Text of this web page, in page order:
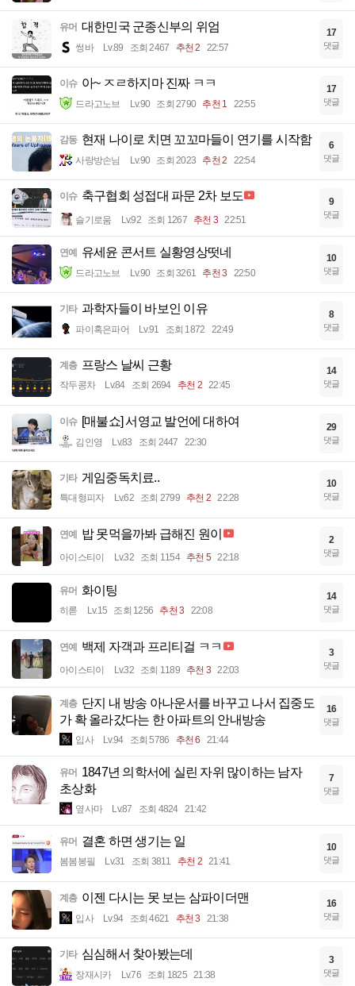
유머 대한민국 군종신부의 위엄
썽바 Lv.89 조회 2467 추천 2 22:57
17
댓글
이슈 아~ ㅈㄹ하지마 진짜 ㅋㅋ
드라고노브 Lv.90 조회 2790 추천 1 22:55
17
댓글
감동 현재 나이로 치면 꼬꼬마들이 연기를 시작함
사랑방손님 Lv.90 조회 2023 추천 2 22:54
6
댓글
이슈 축구협회 성접대 파문 2차 보도
슬기로움 Lv.92 조회 1267 추천 3 22:51
9
댓글
연예 유세윤 콘서트 실황영상떳네
드라고노브 Lv.90 조회 3261 추천 3 22:50
10
댓글
기타 과학자들이 바보인 이유
파이혹은파어 Lv.91 조회 1872 22:49
8
댓글
계층 프랑스 날씨 근황
작두콩차 Lv.84 조회 2694 추천 2 22:45
14
댓글
이슈 [매불쇼] 서영교 발언에 대하여
김인영 Lv.83 조회 2447 22:30
29
댓글
기타 게임중독치료..
특대형피자 Lv.62 조회 2799 추천 2 22:28
10
댓글
연예 밥 못먹을까봐 급해진 원이
아이스티이 Lv.32 조회 1154 추천 5 22:18
2
댓글
유머 화이팅
히롣 Lv.15 조회 1256 추천 3 22:08
14
댓글
연예 백제 자객과 프리티걸 ㅋㅋ
아이스티이 Lv.32 조회 1189 추천 3 22:03
3
댓글
계층 단지 내 방송 아나운서를 바꾸고 나서 집중도
가 확 올라갔다는 한 아파트의 안내방송
입사 Lv.94 조회 5786 추천 6 21:44
16
댓글
유머 1847년 의학서에 실린 자위 많이하는 남자
초상화
옆사마 Lv.87 조회 4824 21:42
7
댓글
유머 결혼 하면 생기는 일
봄봄봉필 Lv.31 조회 3811 추천 2 21:41
10
댓글
계층 이젠 다시는 못 보는 삼파이더맨
입사 Lv.94 조회 4621 추천 3 21:38
16
댓글
기타 심심해서 찾아봤는데
장재시카 Lv.76 조회 1825 21:38
3
댓글